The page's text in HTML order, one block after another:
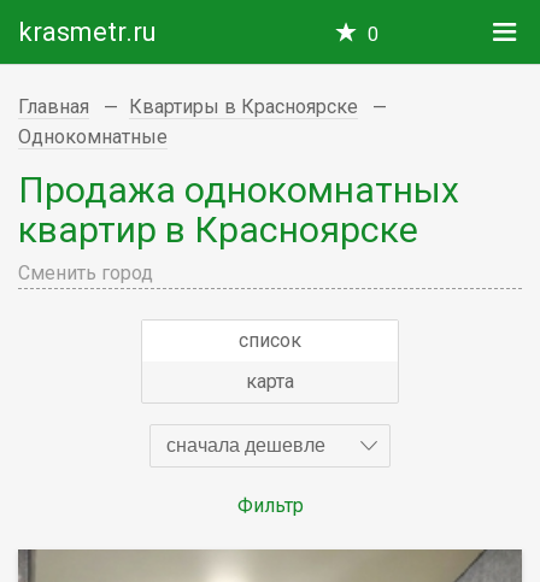
krasmetr.ru 0
Главная
Квартиры в Красноярске
Однокомнатные
Продажа однокомнатных
квартир в Красноярске
Сменить город
список
карта
сначала дешевле
Фильтр